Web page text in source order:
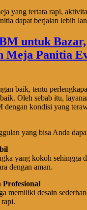
yang tertata rapi,
dapat berjalan lebih
baik, tentu
Oleh sebab itu,
dengan kondisi yang
yang bisa Anda
yang kokoh sehingga
dengan aman.
Profesional
memiliki desain
rapi.